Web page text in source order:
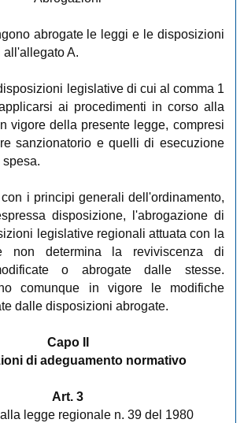
abrogate le leggi e le disposizioni
all'allegato A.
legislative di cui al comma 1
ai procedimenti in corso alla
vigore della presente legge, compresi
sanzionatorio e quelli di esecuzione
i principi generali dell'ordinamento,
disposizione, l'abrogazione di
legislative regionali attuata con la
non determina la reviviscenza di
o abrogate dalle stesse.
comunque in vigore le modifiche
dalle disposizioni abrogate.
Capo II
di adeguamento normativo
Art. 3
legge regionale n. 39 del 1980